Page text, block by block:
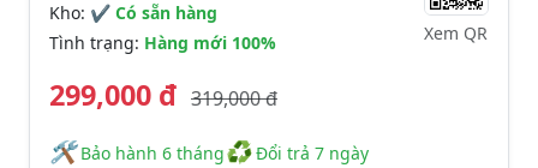
Kho: ✔ Có sẵn hàng
Tình trạng: Hàng mới 100% Xem QR
299,000 đ 319,000 đ
🛠️️ Bảo hành 6 tháng♻Đổi trả 7 ngày